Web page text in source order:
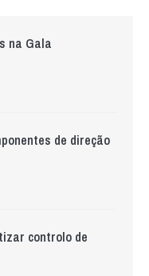
na Gala
de direção
controlo de